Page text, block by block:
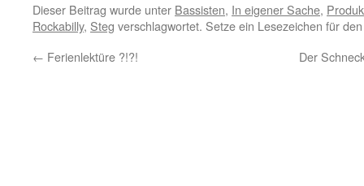
Dieser Beitrag wurde unter Bassisten, In eigener Sache,
Rockabilly, Steg verschlagwortet. Setze ein Lesezeichen für
← Ferienlektüre ?!?! Der